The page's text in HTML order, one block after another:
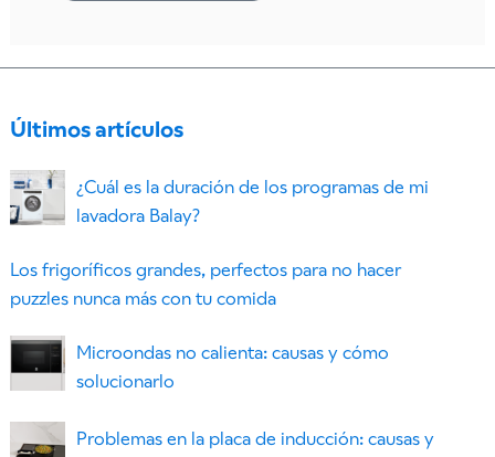
Últimos artículos
¿Cuál es la duración de los programas de mi
lavadora Balay?
Los frigoríficos grandes, perfectos para no hacer
puzzles nunca más con tu comida
Microondas no calienta: causas y cómo
solucionarlo
Problemas en la placa de inducción: causas y